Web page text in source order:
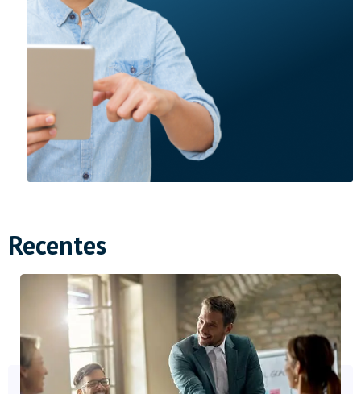
Recentes